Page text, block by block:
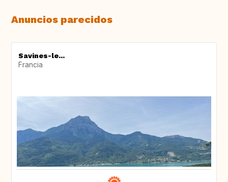
Anuncios parecidos
Savines-le...
Francia